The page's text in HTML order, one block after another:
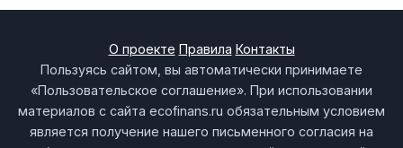
О проекте Правила Контакты
Пользуясь сайтом, вы автоматически принимаете
«Пользовательское соглашение». При использовании
материалов с сайта ecofinans.ru обязательным условием
является получение нашего письменного согласия на